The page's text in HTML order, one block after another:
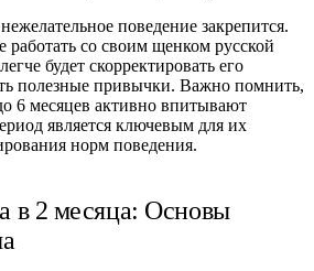
поведение закрепится.
со своим щенком русской
будет скорректировать его
полезные привычки. Важно помнить,
6 месяцев активно впитывают
является ключевым для их
норм поведения.
в 2 месяца: Основы